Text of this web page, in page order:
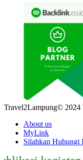
Travel2Lampung© 2024
About us
MyLink
Silahkan Hubungi